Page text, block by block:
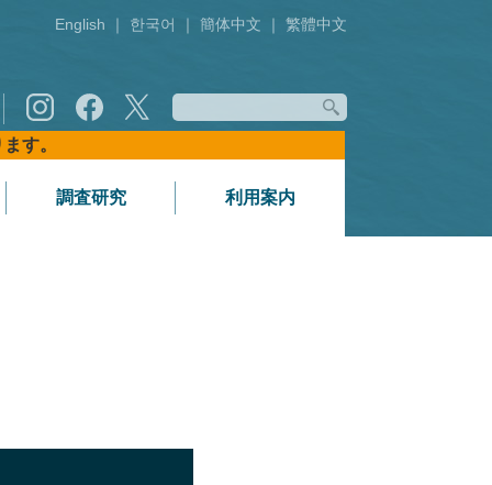
English ｜ 한국어 ｜ 簡体中文 ｜ 繁體中文
す。
調査研究 利用案内